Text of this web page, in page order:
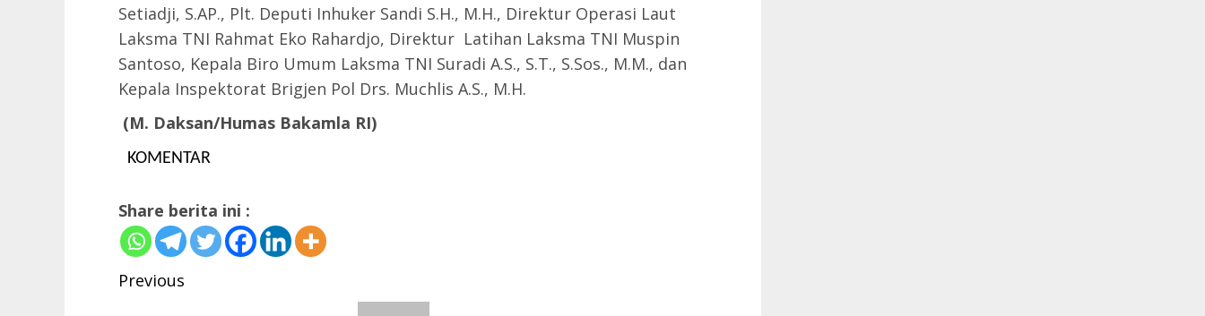
Setiadji, S.AP., Plt. Deputi Inhuker Sandi S.H., M.H., Direktur Operasi Laut
Laksma TNI Rahmat Eko Rahardjo, Direktur Latihan Laksma TNI Muspin
Santoso, Kepala Biro Umum Laksma TNI Suradi A.S., S.T., S.Sos., M.M., dan
Kepala Inspektorat Brigjen Pol Drs. Muchlis A.S., M.H.
(M. Daksan/Humas Bakamla RI)
KOMENTAR
Share berita ini :
Post
Previous